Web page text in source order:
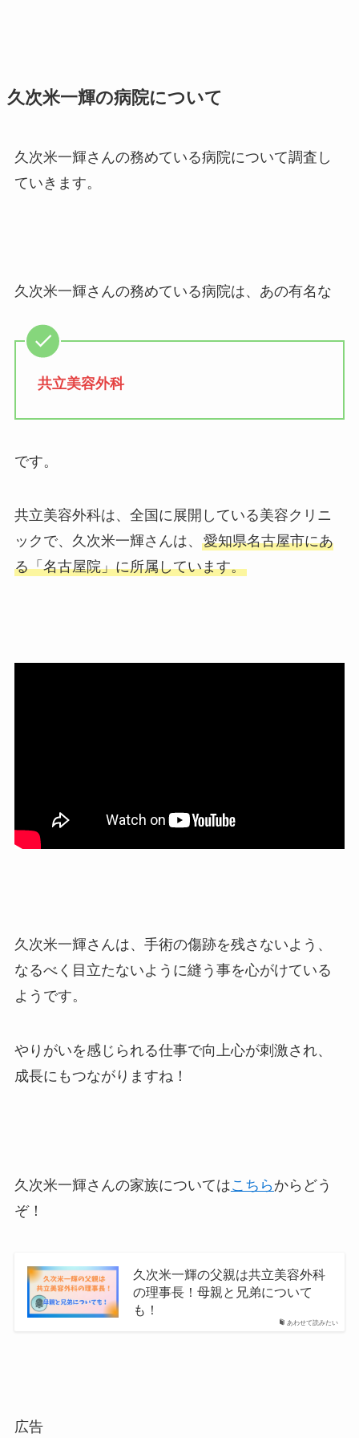
久次米一輝の病院について
久次米一輝さんの務めている病院について調査し
ていきます。
久次米一輝さんの務めている病院は、あの有名な
共立美容外科
です。
共立美容外科は、全国に展開している美容クリニ
ックで、久次米一輝さんは、 愛知県名古屋市にあ
る「名古屋院」に所属しています。
久次米一輝さんは、手術の傷跡を残さないよう、
なるべく目立たないように縫う事を心がけている
ようです。
やりがいを感じられる仕事で向上心が刺激され、
成長にもつながりますね！
久次米一輝さんの家族についてはこちら からどう
ぞ！
あわせて読みたい
久次米一輝の父親は共立美容外科
の理事長！母親と兄弟について
も！
広告